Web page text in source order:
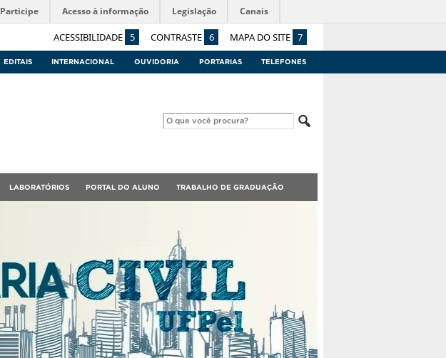
ACESSIBILIDADE 5 CONTRASTE 6 MAPA DO SITE 7
Participe Acesso à informação Legislação Canais
EDITAIS INTERNACIONAL OUVIDORIA PORTARIAS TELEFONES
LABORATÓRIOS PORTAL DO ALUNO TRABALHO DE GRADUAÇÃO